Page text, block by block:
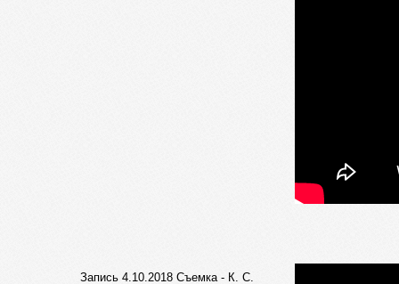
Запись 4.10.2018 Съемка - К. С.